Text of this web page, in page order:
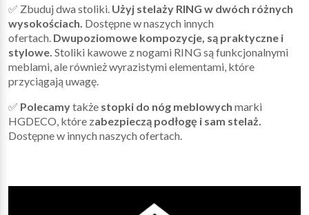
✅ Zbuduj dwa stoliki. Użyj stelaży RING w dwóch różnych
wysokościach. Dostępne w naszych innych
ofertach. Dwupoziomowe kompozycje, są praktyczne i
stylowe. Stoliki kawowe z nogami RING są funkcjonalnymi
meblami, ale również wyrazistymi elementami, które
przyciągają uwagę.
✅ Polecamytakże stopki do nóg meblowych marki
HGDECO, które zabezpieczą podłogę i sam stelaż.
Dostępne w innych naszych ofertach.